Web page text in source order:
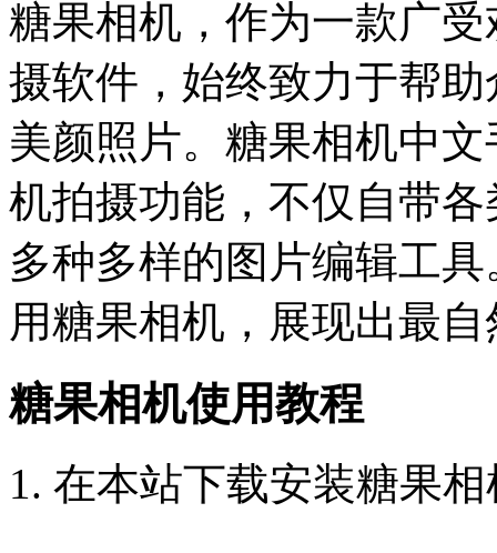
糖果相机，作为一款广
摄软件，始终致力于帮
美颜照片。糖果相机中
机拍摄功能，不仅自带
多种多样的图片编辑工
用糖果相机，展现出最
糖果相机使用教程
1. 在本站下载安装糖果